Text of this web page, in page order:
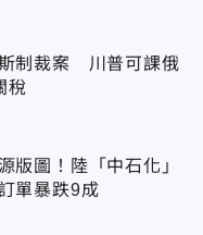
制裁案 川普可課俄
稅
版圖！陸「中石化」
單暴跌9成